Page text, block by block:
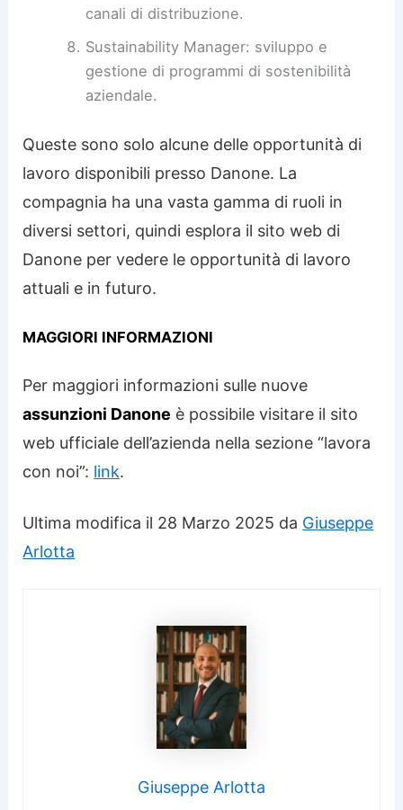
canali di distribuzione.
Sustainability Manager: sviluppo e
gestione di programmi di sostenibilità
aziendale.
Queste sono solo alcune delle opportunità di
lavoro disponibili presso Danone. La
compagnia ha una vasta gamma di ruoli in
diversi settori, quindi esplora il sito web di
Danone per vedere le opportunità di lavoro
attuali e in futuro.
MAGGIORI INFORMAZIONI
Per maggiori informazioni sulle nuove
assunzioni Danone è possibile visitare il sito
web ufficiale dell’azienda nella sezione “lavora
con noi”: link.
Ultima modifica il 28 Marzo 2025 da Giuseppe
Arlotta
Giuseppe Arlotta